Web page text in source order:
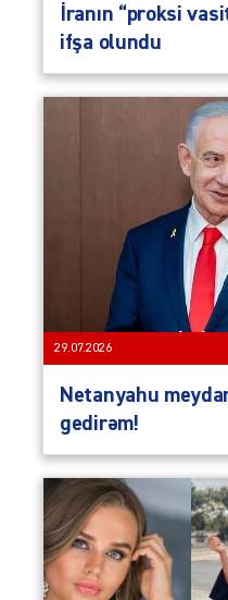
İranın “proksi
ifşa olundu
29.07.2026
Netanyahu
gedirəm!